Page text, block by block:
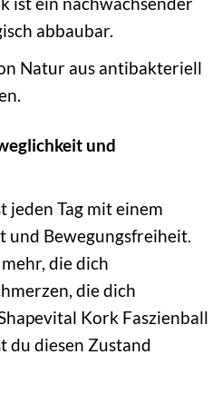
abbaubar.
Natur aus antibakteriell
und
jeden Tag mit einem
und Bewegungsfreiheit.
die dich
die dich
Kork Faszienball
du diesen Zustand